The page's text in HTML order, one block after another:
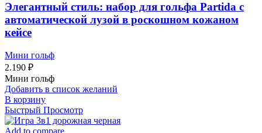
Элегантный стиль: набор для гольфа Partida c
автоматической лузой в роскошном кожаном
кейсе
Мини гольф
2.190 ₽
Мини гольф
Добавить в список желаний
В корзину
Быстрый Просмотр
Add to compare